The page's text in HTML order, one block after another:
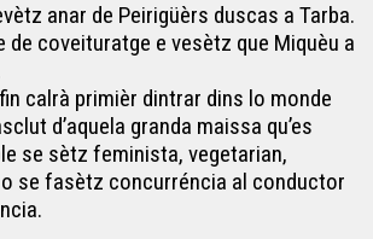
anar de Peirigüèrs duscas a Tarba.
de coveituratge e vesètz que Miquèu a
calrà primièr dintrar dins lo monde
d’aquela granda maissa qu’es
se sètz feminista, vegetarian,
se fasètz concurréncia al conductor